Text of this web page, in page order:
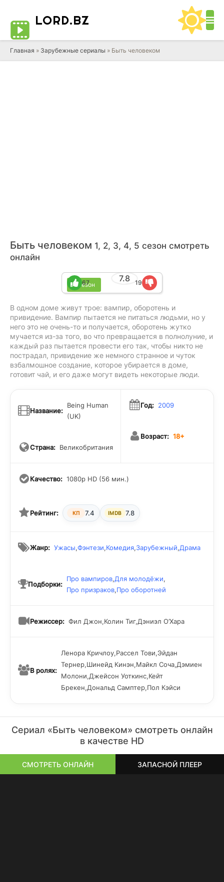
LORD.BZ
Главная » Зарубежные сериалы » Быть человеком
Быть человеком 1, 2, 3, 4, 5 сезон смотреть
онлайн
5 сезон
7.8
67 19
В одном доме живут трое: вампир, оборотень и
привидение. Вампир пытается не питаться людьми, но у
него это не очень-то и получается, оборотень жутко
мучается из-за того, во что превращается в полнолуние, и
каждый раз пытается провести его так, чтобы никто не
пострадал, привидение же немного странное и чуток
взбалмошное создание, которое убирается в доме,
готовит чай, и его даже могут видеть некоторые люди.
Название:
Being Human
(UK)
Страна: Великобритания
Год: 2009
Возраст: 18+
Качество: 1080p HD (56 мин.)
Рейтинг: КП 7.4 IMDB 7.8
Жанр: Ужасы,Фэнтези,Комедия,Зарубежный,Драма
Подборки:
Про вампиров,Для молодёжи,
Про призраков,Про оборотней
Режиссер: Фил Джон,Колин Тиг,Дэниэл О’Хара
В ролях:
Ленора Кричлоу,Рассел Тови,Эйдан
Тернер,Шинейд Кинэн,Майкл Соча,Дэмиен
Молони,Джейсон Уоткинс,Кейт
Брекен,Дональд Самптер,Пол Кэйси
Сериал «Быть человеком» смотреть онлайн
в качестве HD
СМОТРЕТЬ ОНЛАЙН ЗАПАСНОЙ ПЛЕЕР